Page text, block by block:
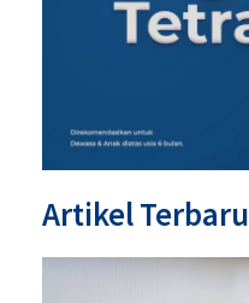
Artikel Terbaru